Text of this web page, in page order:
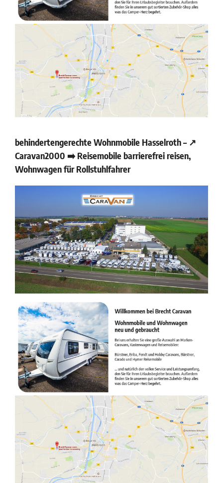
behindertengerechte Wohnmobile Hasselroth – ↗️
Caravan2000 ➡️ Reisemobile barrierefrei reisen,
Wohnwagen für Rollstuhlfahrer